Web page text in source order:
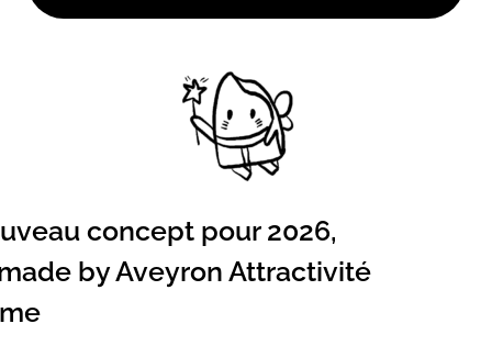
concept pour 2026,
by Aveyron Attractivité